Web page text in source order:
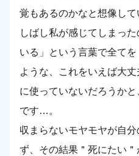
覚もあるのかなと想像して
しばし私が感じてしまっ
いる」という言葉で全て
ような、これをいえば大
に使っていないだろうか
です…。
収まらないモヤモヤが自
ず、その結果＂死にたい